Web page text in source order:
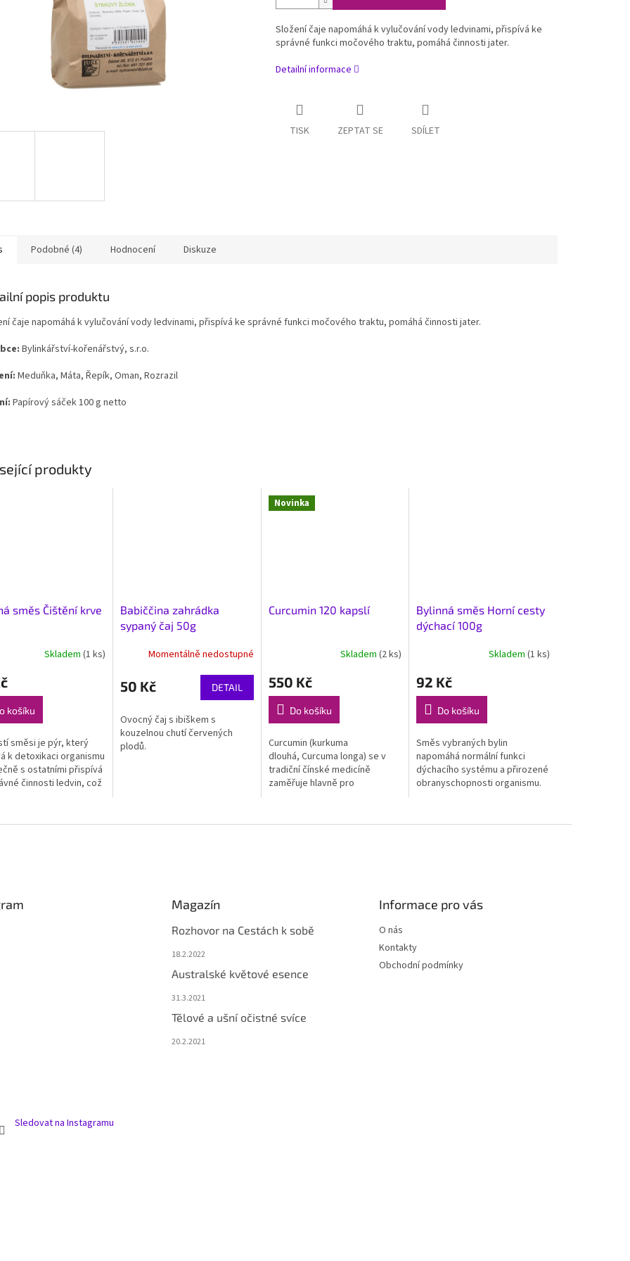
Složení čaje napomáhá k vylučování vody ledvinami, přispívá ke
správné funkci močového traktu, pomáhá činnosti jater.
Detailní informace
TISK ZEPTAT SE SDÍLET
produkty
směs Čištění krve
Skladem (1 ks)
košíku
směsi je pýr, který
k detoxikaci organismu
s ostatními přispívá
činnosti ledvin, což
Babiččina zahrádka
sypaný čaj 50g
Momentálně nedostupné
50 Kč DETAIL
Ovocný čaj s ibiškem s
kouzelnou chutí červených
plodů.
Novinka
Curcumin 120 kapslí
Skladem(2 ks)
550 Kč
Do košíku
Curcumin (kurkuma
dlouhá, Curcuma longa) se v
tradiční čínské medicíně
zaměřuje hlavně pro
účinky odvádět...
Bylinná směs Horní cesty
dýchací 100g
Skladem (1 ks)
92 Kč
Do košíku
Směs vybraných bylin
napomáhá normální funkci
dýchacího systému a přirozené
obranyschopnosti organismu.
Podobné (4) Hodnocení Diskuze
popis produktu
čaje napomáhá k vylučování vody ledvinami, přispívá ke správné funkci močového traktu, pomáhá činnosti jater.
Bylinkářství-kořenářstvý, s.r.o.
Meduňka, Máta, Řepík, Oman, Rozrazil
Papírový sáček 100 g netto
Sledovat na Instagramu
Magazín
Rozhovor na Cestách k sobě
18.2.2022
Australské květové esence
31.3.2021
Tělové a ušní očistné svíce
20.2.2021
Informace pro vás
O nás
Kontakty
Obchodní podmínky